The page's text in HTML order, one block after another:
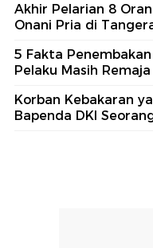
Akhir Pelarian 8
Onani Pria di
5 Fakta
Pelaku Masih Remaja
Korban Kebakaran
Bapenda DKI